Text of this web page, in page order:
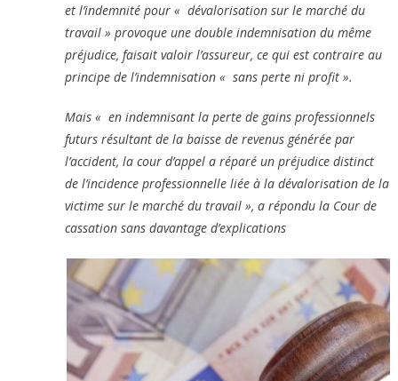
et l’indemnité pour « dévalorisation sur le marché du
travail » provoque une double indemnisation du même
préjudice, faisait valoir l’assureur, ce qui est contraire au
principe de l’indemnisation « sans perte ni profit ».
Mais « en indemnisant la perte de gains professionnels
futurs résultant de la baisse de revenus générée par
l’accident, la cour d’appel a réparé un préjudice distinct
de l’incidence professionnelle liée à la dévalorisation de la
victime sur le marché du travail », a répondu la Cour de
cassation sans davantage d’explications